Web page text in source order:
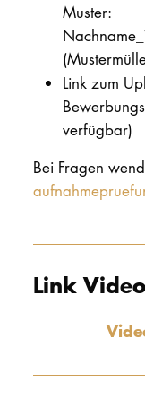
Muster:
Link zum
verfügbar)
Bei Fragen
Link